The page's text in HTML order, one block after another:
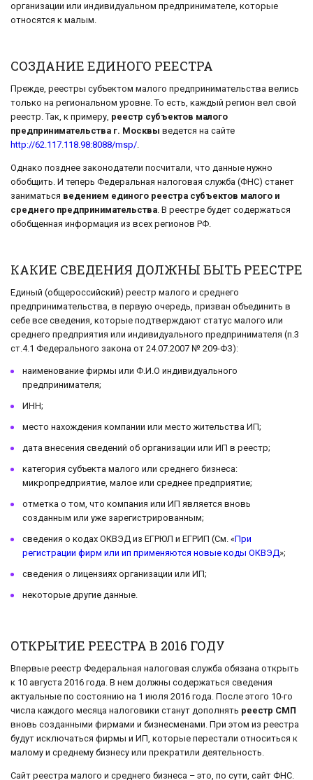
организации или индивидуальном предпринимателе, которые
относятся к малым.
СОЗДАНИЕ ЕДИНОГО РЕЕСТРА
Прежде, реестры субъектом малого предпринимательства велись
только на региональном уровне. То есть, каждый регион вел свой
реестр. Так, к примеру, реестр субъектов малого
предпринимательства г. Москвы ведется на сайте
http://62.117.118.98:8088/msp/
Однако позднее законодатели посчитали, что данные нужно
обобщить. И теперь Федеральная налоговая служба (ФНС) станет
заниматься ведением единого реестра субъектов малого и
среднего предпринимательства . В реестре будет содержаться
обобщенная информация из всех регионов РФ.
КАКИЕ СВЕДЕНИЯ ДОЛЖНЫ БЫТЬ РЕЕСТРЕ
Единый (общероссийский) реестр малого и среднего
предпринимательства, в первую очередь, призван объединить в
себе все сведения, которые подтверждают статус малого или
среднего предприятия или индивидуального предпринимателя (п.3
ст.4.1 Федерального закона от 24.07.2007 № 209-ФЗ):
наименование фирмы или Ф.И.О индивидуального
предпринимателя;
ИНН;
место нахождения компании или место жительства ИП;
дата внесения сведений об организации или ИП в реестр;
категория субъекта малого или среднего бизнеса:
микропредприятие, малое или среднее предприятие;
отметка о том, что компания или ИП является вновь
созданным или уже зарегистрированным;
сведения о кодах ОКВЭД из ЕГРЮЛ и ЕГРИП (См. «При
регистрации фирм или ип применяются новые коды ОКВЭД»;
сведения о лицензиях организации или ИП;
некоторые другие данные.
ОТКРЫТИЕ РЕЕСТРА В 2016 ГОДУ
Впервые реестр Федеральная налоговая служба обязана открыть
к 10 августа 2016 года. В нем должны содержаться сведения
актуальные по состоянию на 1 июля 2016 года. После этого 10-го
числа каждого месяца налоговики станут дополнять реестр СМП
вновь созданными фирмами и бизнесменами. При этом из реестра
будут исключаться фирмы и ИП, которые перестали относиться к
малому и среднему бизнесу или прекратили деятельность.
Сайт реестра малого и среднего бизнеса – это, по сути, сайт ФНС.